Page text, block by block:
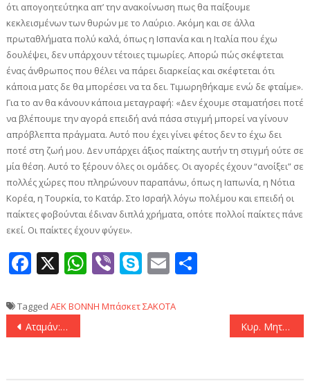
ότι απογοητεύτηκα απ’ την ανακοίνωση πως θα παίξουμε
κεκλεισμένων των θυρών με το Λαύριο. Ακόμη και σε άλλα
πρωταθλήματα πολύ καλά, όπως η Ισπανία και η Ιταλία που έχω
δουλέψει, δεν υπάρχουν τέτοιες τιμωρίες. Απορώ πώς σκέφτεται
ένας άνθρωπος που θέλει να πάρει διαρκείας και σκέφτεται ότι
κάποια ματς δε θα μπορέσει να τα δει. Τιμωρηθήκαμε ενώ δε φταίμε».
Για το αν θα κάνουν κάποια μεταγραφή: «Δεν έχουμε σταματήσει ποτέ
να βλέπουμε την αγορά επειδή ανά πάσα στιγμή μπορεί να γίνουν
απρόβλεπτα πράγματα. Αυτό που έχει γίνει φέτος δεν το έχω δει
ποτέ στη ζωή μου. Δεν υπάρχει άξιος παίκτης αυτήν τη στιγμή ούτε σε
μία θέση. Αυτό το ξέρουν όλες οι ομάδες. Οι αγορές έχουν “ανοίξει” σε
πολλές χώρες που πληρώνουν παραπάνω, όπως η Ιαπωνία, η Νότια
Κορέα, η Τουρκία, το Κατάρ. Στο Ισραήλ λόγω πολέμου και επειδή οι
παίκτες φοβούνται έδιναν διπλά χρήματα, οπότε πολλοί παίκτες πάνε
εκεί. Οι παίκτες έχουν φύγει».
Facebook
X WhatsApp
ViberSkype
Email
Tagged AEKΒΟΝΝΗ ΜπάσκετΣΑΚΟΤΑ
Πλοήγηση
Αταμάν: «Το δεύτερο παιχνίδι της διαβολοβδομάδας είναι πάντα πιο επικίνδυνο» Κυρ. Μητσοτάκης: «Να στείλουμε ξεκάθαρο μήνυμα στην Σερβία ότι η θέση της είναι στην ευρωπαϊκή οικογένεια»